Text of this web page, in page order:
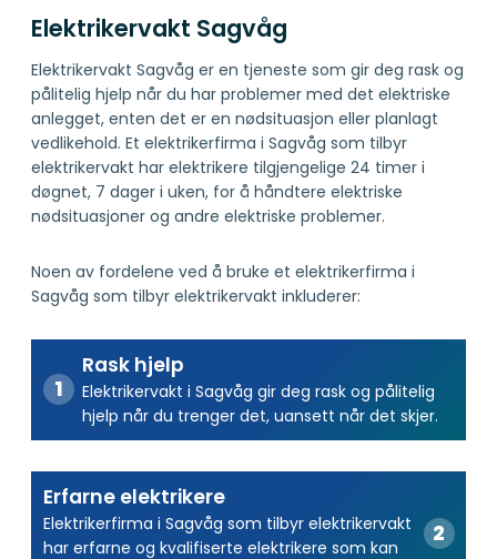
Elektrikervakt Sagvåg
Elektrikervakt Sagvåg er en tjeneste som gir deg rask og
pålitelig hjelp når du har problemer med det elektriske
anlegget, enten det er en nødsituasjon eller planlagt
vedlikehold. Et elektrikerfirma i Sagvåg som tilbyr
elektrikervakt har elektrikere tilgjengelige 24 timer i
døgnet, 7 dager i uken, for å håndtere elektriske
nødsituasjoner og andre elektriske problemer.
Noen av fordelene ved å bruke et elektrikerfirma i
Sagvåg som tilbyr elektrikervakt inkluderer:
Rask hjelp
Elektrikervakt i Sagvåg gir deg rask og pålitelig
hjelp når du trenger det, uansett når det skjer.
Erfarne elektrikere
Elektrikerfirma i Sagvåg som tilbyr elektrikervakt
har erfarne og kvalifiserte elektrikere som kan